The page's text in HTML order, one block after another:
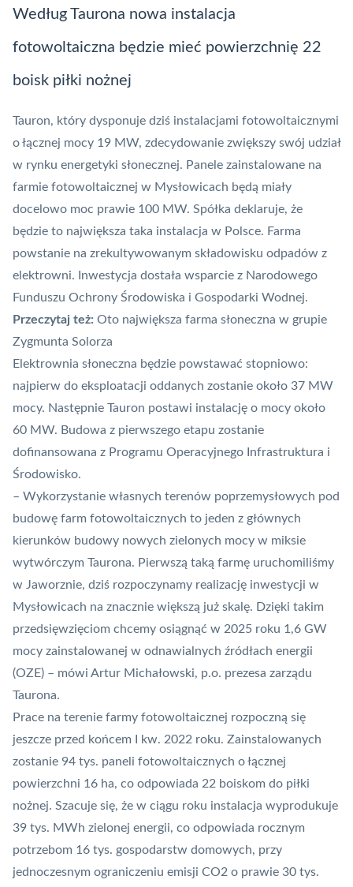
Według Taurona nowa instalacja
fotowoltaiczna będzie mieć powierzchnię 22
boisk piłki nożnej
Tauron, który dysponuje dziś instalacjami fotowoltaicznymi
o łącznej mocy 19 MW, zdecydowanie zwiększy swój udział
w rynku energetyki słonecznej. Panele zainstalowane na
farmie fotowoltaicznej w Mysłowicach będą miały
docelowo moc prawie 100 MW. Spółka deklaruje, że
będzie to największa taka instalacja w Polsce. Farma
powstanie na zrekultywowanym składowisku odpadów z
elektrowni. Inwestycja dostała wsparcie z Narodowego
Funduszu Ochrony Środowiska i Gospodarki Wodnej.
Przeczytaj też: Oto największa farma słoneczna w grupie
Zygmunta Solorza
Elektrownia słoneczna będzie powstawać stopniowo:
najpierw do eksploatacji oddanych zostanie około 37 MW
mocy. Następnie Tauron postawi instalację o mocy około
60 MW. Budowa z pierwszego etapu zostanie
dofinansowana z Programu Operacyjnego Infrastruktura i
Środowisko.
– Wykorzystanie własnych terenów poprzemysłowych pod
budowę farm fotowoltaicznych to jeden z głównych
kierunków budowy nowych zielonych mocy w miksie
wytwórczym Taurona. Pierwszą taką farmę uruchomiliśmy
w Jaworznie, dziś rozpoczynamy realizację inwestycji w
Mysłowicach na znacznie większą już skalę. Dzięki takim
przedsięwzięciom chcemy osiągnąć w 2025 roku 1,6 GW
mocy zainstalowanej w odnawialnych źródłach energii
(OZE) – mówi Artur Michałowski, p.o. prezesa zarządu
Taurona.
Prace na terenie farmy fotowoltaicznej rozpoczną się
jeszcze przed końcem I kw. 2022 roku. Zainstalowanych
zostanie 94 tys. paneli fotowoltaicznych o łącznej
powierzchni 16 ha, co odpowiada 22 boiskom do piłki
nożnej. Szacuje się, że w ciągu roku instalacja wyprodukuje
39 tys. MWh zielonej energii, co odpowiada rocznym
potrzebom 16 tys. gospodarstw domowych, przy
jednoczesnym ograniczeniu emisji CO2 o prawie 30 tys.